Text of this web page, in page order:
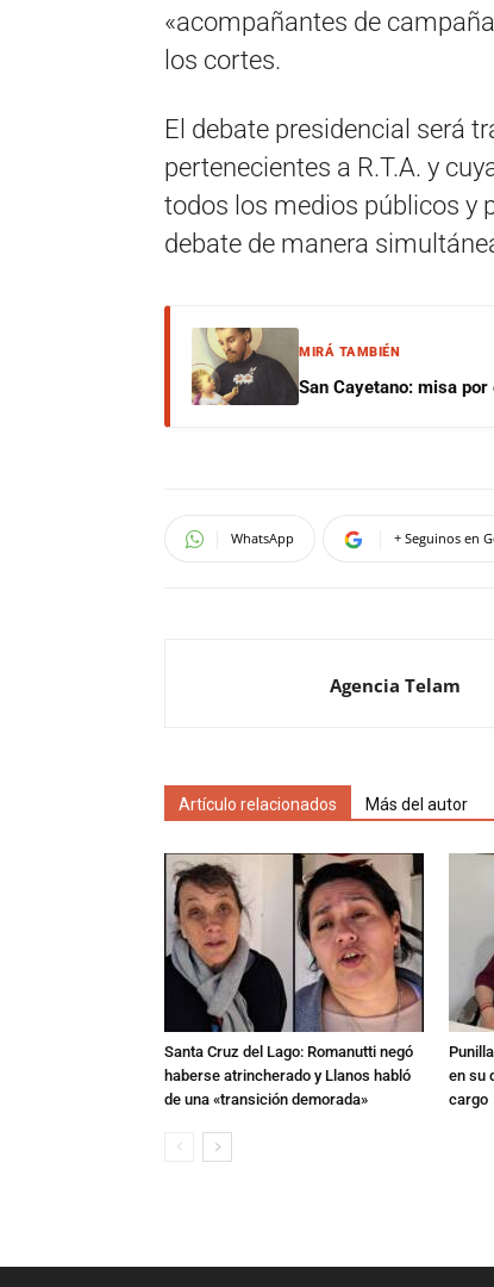
«acompañantes de
los cortes.
El debate presidencial será
pertenecientes a R.T.A. y
todos los medios públicos y
debate de manera
MIRÁ TAMBIÉN
San Cayetano: misa
WhatsApp + Seguinos en
Agencia Telam
Artículo relacionados Más del autor
Santa Cruz del Lago: Romanutti negó
haberse atrincherado y Llanos habló
de una «transición demorada»
en su
cargo